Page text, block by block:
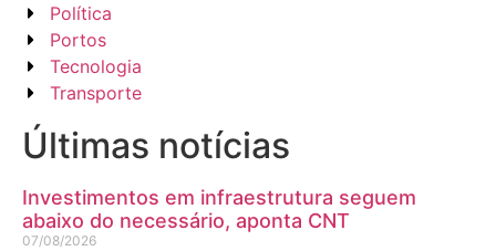
Política
Portos
Tecnologia
Transporte
Últimas notícias
Investimentos em infraestrutura seguem
abaixo do necessário, aponta CNT
07/08/2026